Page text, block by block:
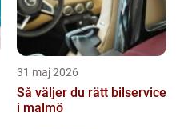
31 maj 2026
Så väljer du rätt bilservice
i malmö